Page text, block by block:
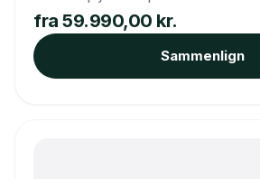
fra 59.990,00 kr.
Sammenlign